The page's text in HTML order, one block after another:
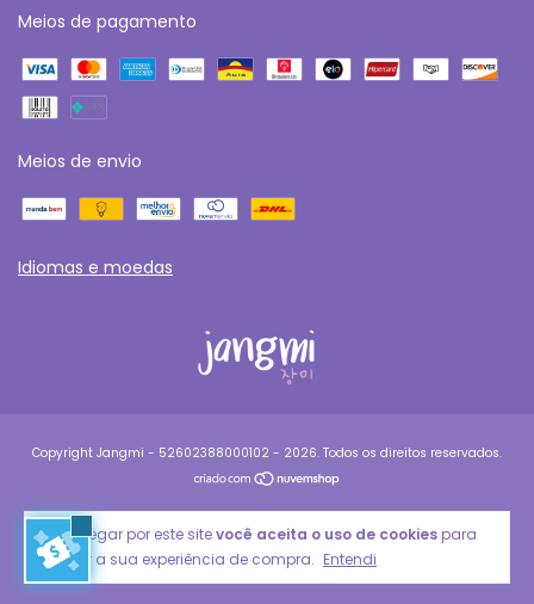
Ao navegar por este sitevocê aceita o uso de cookies para
agilizar a sua experiência de compra. Entendi
Meios de pagamento
Meios de envio
Idiomas e moedas
Copyright Jangmi - 52602388000102 - 2026. Todos os direitos reservados.